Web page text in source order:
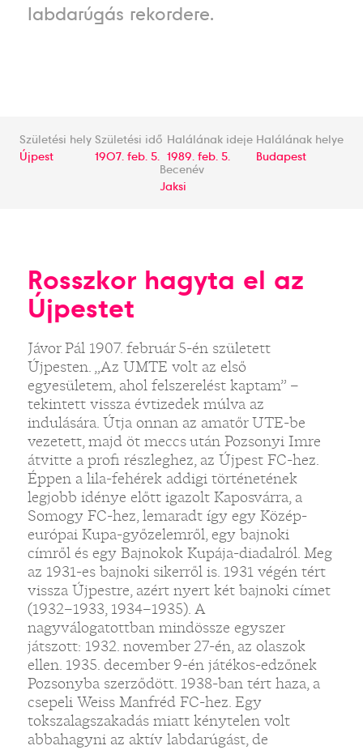
labdarúgás rekordere.
Születési hely
Újpest
Születési idő
1907. feb. 5.
Halálának ideje
1989. feb. 5.
Halálának helye
Budapest
Becenév
Jaksi
Rosszkor hagyta el az
Újpestet
Jávor Pál 1907. február 5-én született
Újpesten. „Az UMTE volt az első
egyesületem, ahol felszerelést kaptam” –
tekintett vissza évtizedek múlva az
indulására. Útja onnan az amatőr UTE-be
vezetett, majd öt meccs után Pozsonyi Imre
átvitte a profi részleghez, az Újpest FC-hez.
Éppen a lila-fehérek addigi történetének
legjobb idénye előtt igazolt Kaposvárra, a
Somogy FC-hez, lemaradt így egy Közép-
európai Kupa-győzelemről, egy bajnoki
címről és egy Bajnokok Kupája-diadalról. Meg
az 1931-es bajnoki sikerről is. 1931 végén tért
vissza Újpestre, azért nyert két bajnoki címet
(1932–1933, 1934–1935). A
nagyválogatottban mindössze egyszer
játszott: 1932. november 27-én, az olaszok
ellen. 1935. december 9-én játékos-edzőnek
Pozsonyba szerződött. 1938-ban tért haza, a
csepeli Weiss Manfréd FC-hez. Egy
tokszalagszakadás miatt kénytelen volt
abbahagyni az aktív labdarúgást, de